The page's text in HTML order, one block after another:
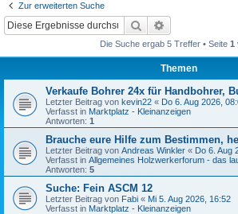
Zur erweiterten Suche
Suche
Die Suche ergab 5 Treffer • Seite 1
Themen
Verkaufe Bohrer 24x für Handbohrer,
Letzter Beitrag von kevin22 « Do 6. Aug 2026,
Verfasst in Marktplatz - Kleinanzeigen
Antworten: 1
Brauche eure Hilfe zum Bestimmen,
Letzter Beitrag von Andreas Winkler « Do 6. Aug
Verfasst in Allgemeines Holzwerkerforum - das
Antworten: 5
Suche: Fein ASCM 12
Letzter Beitrag von Fabi « Mi 5. Aug 2026, 16:52
Verfasst in Marktplatz - Kleinanzeigen